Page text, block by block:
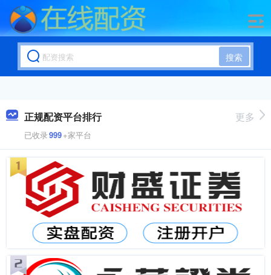
搜索
正规配资平台排行
已收录999+家平台
更多